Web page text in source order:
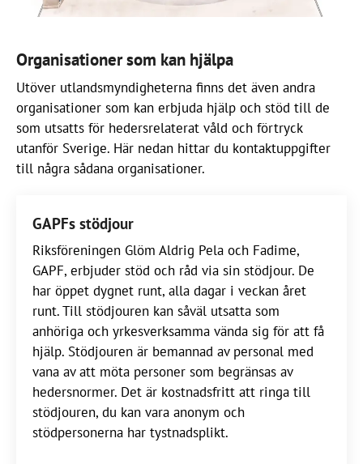
Organisationer som kan hjälpa
Utöver utlandsmyndigheterna finns det även andra
organisationer som kan erbjuda hjälp och stöd till de
som utsatts för hedersrelaterat våld och förtryck
utanför Sverige. Här nedan hittar du kontaktuppgifter
till några sådana organisationer.
GAPFs stödjour
Riksföreningen Glöm Aldrig Pela och Fadime,
GAPF, erbjuder stöd och råd via sin stödjour. De
har öppet dygnet runt, alla dagar i veckan året
runt. Till stödjouren kan såväl utsatta som
anhöriga och yrkesverksamma vända sig för att få
hjälp. Stödjouren är bemannad av personal med
vana av att möta personer som begränsas av
hedersnormer. Det är kostnadsfritt att ringa till
stödjouren, du kan vara anonym och
stödpersonerna har tystnadsplikt.